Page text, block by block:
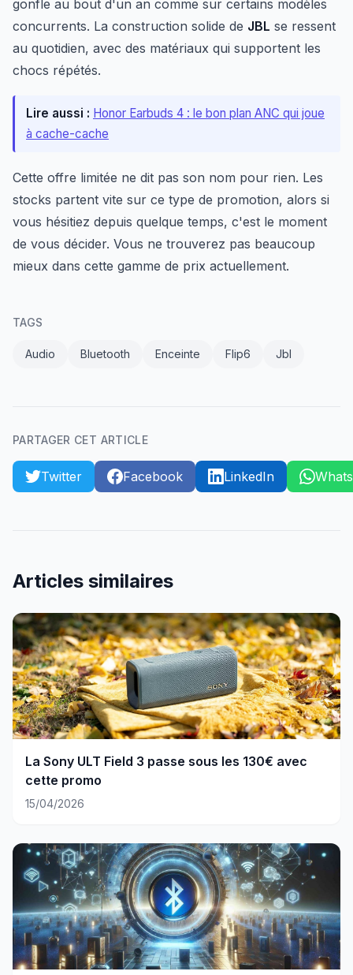
gonfle au bout d'un an comme sur certains modèles
concurrents. La construction solide de JBL se ressent
au quotidien, avec des matériaux qui supportent les
chocs répétés.
Lire aussi : Honor Earbuds 4 : le bon plan ANC qui joue
à cache-cache
Cette offre limitée ne dit pas son nom pour rien. Les
stocks partent vite sur ce type de promotion, alors si
vous hésitiez depuis quelque temps, c'est le moment
de vous décider. Vous ne trouverez pas beaucoup
mieux dans cette gamme de prix actuellement.
TAGS
Audio Bluetooth Enceinte Flip6 Jbl
PARTAGER CET ARTICLE
Twitter Facebook LinkedIn
Articles similaires
La Sony ULT Field 3 passe sous les 130€ avec
cette promo
15/04/2026